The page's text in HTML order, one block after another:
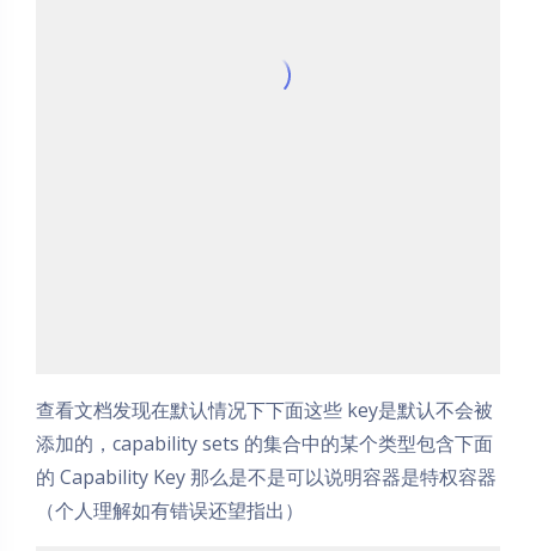
查看文档发现在默认情况下下面这些 key是默认不会被
添加的，capability sets 的集合中的某个类型包含下面
的 Capability Key 那么是不是可以说明容器是特权容器
（个人理解如有错误还望指出）